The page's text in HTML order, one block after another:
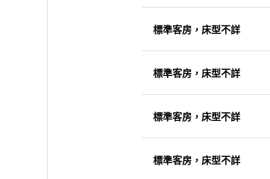
標準客房，床型不詳
標準客房，床型不詳
標準客房，床型不詳
標準客房，床型不詳